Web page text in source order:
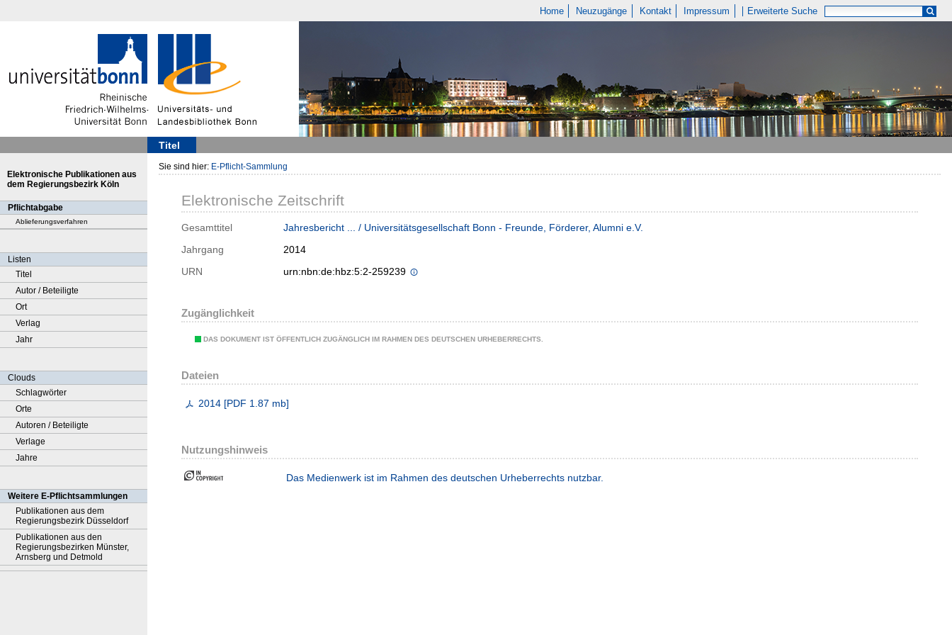
Home Neuzugänge Kontakt Impressum Erweiterte Suche
Titel
Elektronische Publikationen aus
dem Regierungsbezirk Köln
Pflichtabgabe
Ablieferungsverfahren
Listen
Titel
Autor / Beteiligte
Ort
Verlag
Jahr
Clouds
Schlagwörter
Orte
Autoren / Beteiligte
Verlage
Jahre
Weitere E-Pflichtsammlungen
Publikationen aus dem
Regierungsbezirk Düsseldorf
Publikationen aus den
Regierungsbezirken Münster,
Arnsberg und Detmold
Sie sind hier: E-Pflicht-Sammlung
Elektronische Zeitschrift
Gesamttitel
Jahresbericht ... / Universitätsgesellschaft Bonn - Freunde, Förderer, Alumni e.V.
Jahrgang
2014
URN
urn:nbn:de:hbz:5:2-259239
Zugänglichkeit
DAS DOKUMENT IST ÖFFENTLICH ZUGÄNGLICH IM RAHMEN DES DEUTSCHEN URHEBERRECHTS.
Dateien
2014 [PDF 1.87 mb]
Nutzungshinweis
Das Medienwerk ist im Rahmen des deutschen Urheberrechts nutzbar.